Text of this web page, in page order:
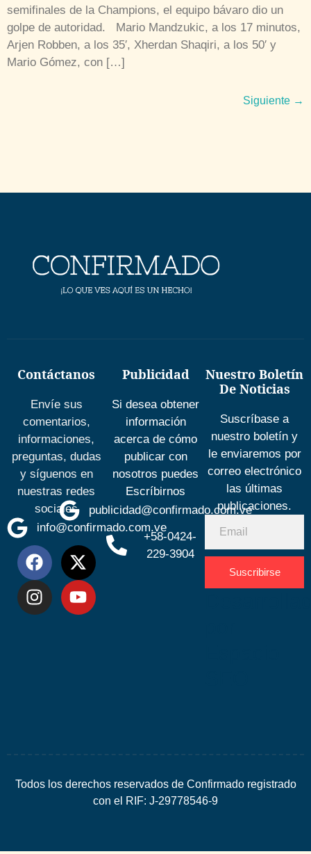
semifinales de la Champions, el equipo bávaro dio un
golpe de autoridad. Mario Mandzukic, a los 17 minutos,
Arjen Robben, a los 35′, Xherdan Shaqiri, a los 50′ y
Mario Gómez, con […]
Siguiente →
Contáctanos
Envíe sus
comentarios,
informaciones,
preguntas, dudas
y síguenos en
nuestras redes
sociales
info@confirmado.com.ve
Publicidad
Si desea obtener
información
acerca de cómo
publicar con
nosotros puedes
Escríbirnos
publicidad@confirmado.com.ve
+58-0424-
229-3904
Nuestro Boletín
De Noticias
Suscríbase a
nuestro boletín y
le enviaremos por
correo electrónico
las últimas
publicaciones.
Suscribirse
Todos los derechos reservados de Confirmado registrado
con el RIF: J-29778546-9